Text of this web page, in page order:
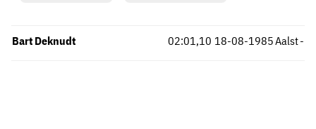
Bart Deknudt Aalst
02:01,10 -
18-08-1985